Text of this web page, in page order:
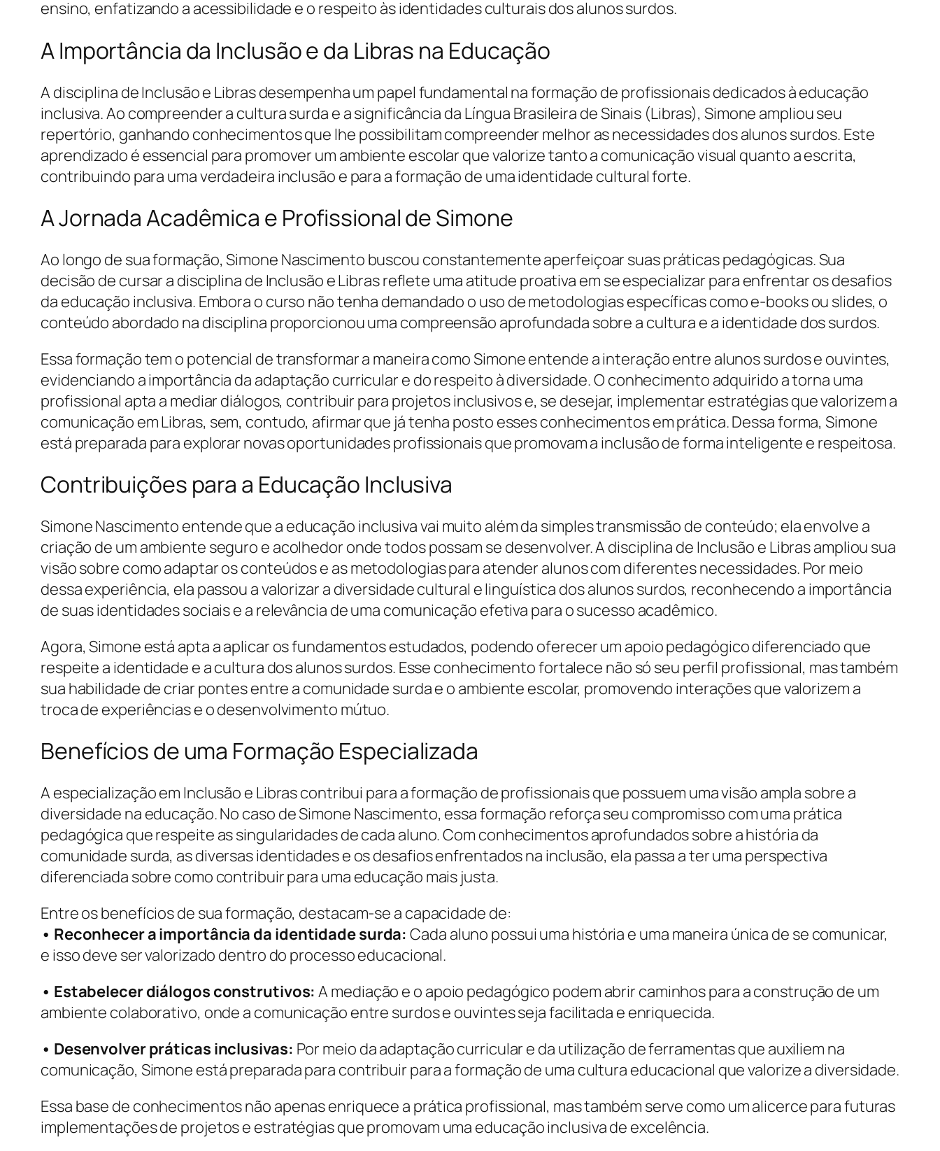
ensino, enfatizando a acessibilidade e o respeito às identidades culturais dos alunos surdos.
A Importância da Inclusão e da Libras na Educação
A disciplina de Inclusão e Libras desempenha um papel fundamental na formação de profissionais dedicados à educação
inclusiva. Ao compreender a cultura surda e a significância da Língua Brasileira de Sinais (Libras), Simone ampliou seu
repertório, ganhando conhecimentos que lhe possibilitam compreender melhor as necessidades dos alunos surdos. Este
aprendizado é essencial para promover um ambiente escolar que valorize tanto a comunicação visual quanto a escrita,
contribuindo para uma verdadeira inclusão e para a formação de uma identidade cultural forte.
A Jornada Acadêmica e Profissional de Simone
Ao longo de sua formação, Simone Nascimento buscou constantemente aperfeiçoar suas práticas pedagógicas. Sua
decisão de cursar a disciplina de Inclusão e Libras reflete uma atitude proativa em se especializar para enfrentar os desafios
da educação inclusiva. Embora o curso não tenha demandado o uso de metodologias específicas como e-books ou slides, o
conteúdo abordado na disciplina proporcionou uma compreensão aprofundada sobre a cultura e a identidade dos surdos.
Essa formação tem o potencial de transformar a maneira como Simone entende a interação entre alunos surdos e ouvintes,
evidenciando a importância da adaptação curricular e do respeito à diversidade. O conhecimento adquirido a torna uma
profissional apta a mediar diálogos, contribuir para projetos inclusivos e, se desejar, implementar estratégias que valorizem a
comunicação em Libras, sem, contudo, afirmar que já tenha posto esses conhecimentos em prática. Dessa forma, Simone
está preparada para explorar novas oportunidades profissionais que promovam a inclusão de forma inteligente e respeitosa.
Contribuições para a Educação Inclusiva
Simone Nascimento entende que a educação inclusiva vai muito além da simples transmissão de conteúdo; ela envolve a
criação de um ambiente seguro e acolhedor onde todos possam se desenvolver. A disciplina de Inclusão e Libras ampliou sua
visão sobre como adaptar os conteúdos e as metodologias para atender alunos com diferentes necessidades. Por meio
dessa experiência, ela passou a valorizar a diversidade cultural e linguística dos alunos surdos, reconhecendo a importância
de suas identidades sociais e a relevância de uma comunicação efetiva para o sucesso acadêmico.
Agora, Simone está apta a aplicar os fundamentos estudados, podendo oferecer um apoio pedagógico diferenciado que
respeite a identidade e a cultura dos alunos surdos. Esse conhecimento fortalece não só seu perfil profissional, mas também
sua habilidade de criar pontes entre a comunidade surda e o ambiente escolar, promovendo interações que valorizem a
troca de experiências e o desenvolvimento mútuo.
Benefícios de uma Formação Especializada
A especialização em Inclusão e Libras contribui para a formação de profissionais que possuem uma visão ampla sobre a
diversidade na educação. No caso de Simone Nascimento, essa formação reforça seu compromisso com uma prática
pedagógica que respeite as singularidades de cada aluno. Com conhecimentos aprofundados sobre a história da
comunidade surda, as diversas identidades e os desafios enfrentados na inclusão, ela passa a ter uma perspectiva
diferenciada sobre como contribuir para uma educação mais justa.
Entre os benefícios de sua formação, destacam-se a capacidade de:
• Reconhecer a importância da identidade surda: Cada aluno possui uma história e uma maneira única de se comunicar,
e isso deve ser valorizado dentro do processo educacional.
• Estabelecer diálogos construtivos: A mediação e o apoio pedagógico podem abrir caminhos para a construção de um
ambiente colaborativo, onde a comunicação entre surdos e ouvintes seja facilitada e enriquecida.
• Desenvolver práticas inclusivas: Por meio da adaptação curricular e da utilização de ferramentas que auxiliem na
comunicação, Simone está preparada para contribuir para a formação de uma cultura educacional que valorize a diversidade.
Essa base de conhecimentos não apenas enriquece a prática profissional, mas também serve como um alicerce para futuras
implementações de projetos e estratégias que promovam uma educação inclusiva de excelência.